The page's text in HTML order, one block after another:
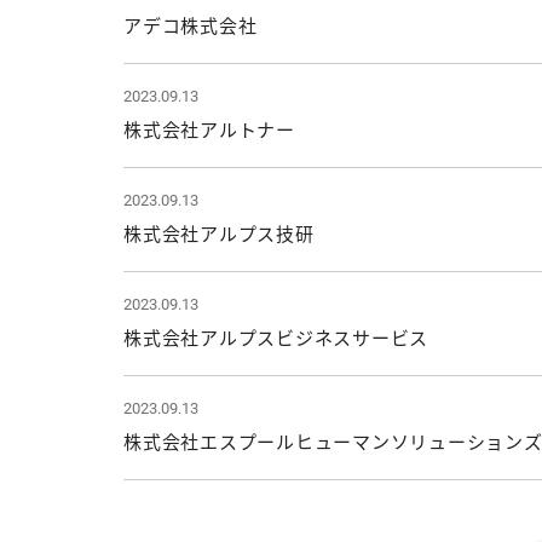
アデコ株式会社
2023.09.13
株式会社アルトナー
2023.09.13
株式会社アルプス技研
2023.09.13
株式会社アルプスビジネスサービス
2023.09.13
株式会社エスプールヒューマンソリューションズ